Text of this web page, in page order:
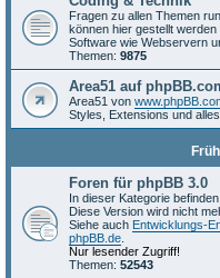
Fragen zu allen Themen
können hier gestellt
Software wie Webservern
Themen: 9875
Area51 auf
Area51 von
Styles, Extensions und
Foren für phpBB 3.0
In dieser Kategorie
Diese Version wird nicht
Siehe auch Entwicklungs-
phpBB.de
Nur lesender Zugriff!
Themen: 52543